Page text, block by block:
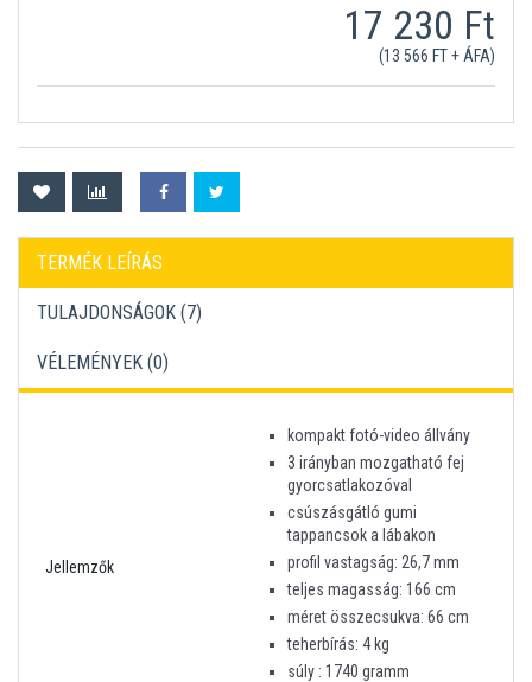
17 230 Ft
(13 566 FT + ÁFA)
TERMÉK LEÍRÁS
TULAJDONSÁGOK (7)
VÉLEMÉNYEK (0)
Jellemzők
kompakt fotó-video állvány
3 irányban mozgatható fej
gyorcsatlakozóval
csúszásgátló gumi
tappancsok a lábakon
profil vastagság: 26,7 mm
teljes magasság: 166 cm
méret összecsukva: 66 cm
teherbírás: 4 kg
súly : 1740 gramm